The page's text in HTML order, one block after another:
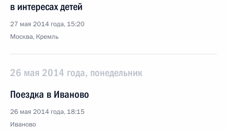
в интересах детей
27 мая 2014 года, 15:20
Москва, Кремль
26 мая 2014 года, понедельник
Поездка в Иваново
26 мая 2014 года, 18:15
Иваново